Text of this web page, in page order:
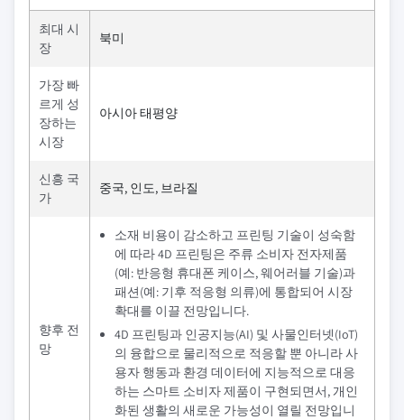
최대 시
장
북미
가장 빠
르게 성
장하는
시장
아시아 태평양
신흥 국
가
중국, 인도, 브라질
향후 전
망
소재 비용이 감소하고 프린팅 기술이 성숙함
에 따라 4D 프린팅은 주류 소비자 전자제품
(예: 반응형 휴대폰 케이스, 웨어러블 기술)과
패션(예: 기후 적응형 의류)에 통합되어 시장
확대를 이끌 전망입니다.
4D 프린팅과 인공지능(AI) 및 사물인터넷(IoT)
의 융합으로 물리적으로 적응할 뿐 아니라 사
용자 행동과 환경 데이터에 지능적으로 대응
하는 스마트 소비자 제품이 구현되면서, 개인
화된 생활의 새로운 가능성이 열릴 전망입니